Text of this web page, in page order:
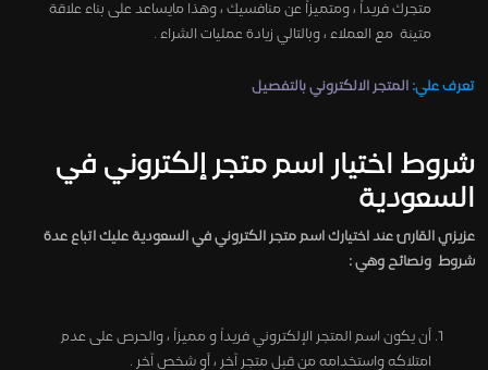
متجرك فريداً ، ومتميزاً عن منافسيك ، وهذا مايساعد على بناء علاقة
متينة مع العملاء ، وبالتالي زيادة عمليات الشراء .
تعرف علي: المتجر الالكتروني بالتفصيل
شروط اختيار اسم متجر إلكتروني في
السعودية
عزيزي القارئ عند اختيارك اسم متجر الكتروني في السعودية عليك اتباع عدة
شروط ونصائح وهي :
أن يكون اسم المتجر الإلكتروني فريداً و مميزاً ، والحرص على عدم
امتلاكه واستخدامه من قبل متجر آخر ، أو شخص آخر .